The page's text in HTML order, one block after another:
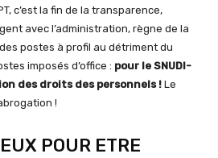
c’est la fin de la transparence,
avec l’administration, règne de la
postes à profil au détriment du
imposés d’office : pour le SNUDI-
des droits des personnels ! Le
!
POUR ETRE